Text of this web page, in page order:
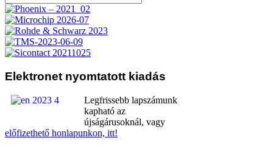
Elektronet nyomtatott kiadás
Legfrissebb lapszámunk
kapható az
újságárusoknál, vagy
előfizethető honlapunkon, itt!